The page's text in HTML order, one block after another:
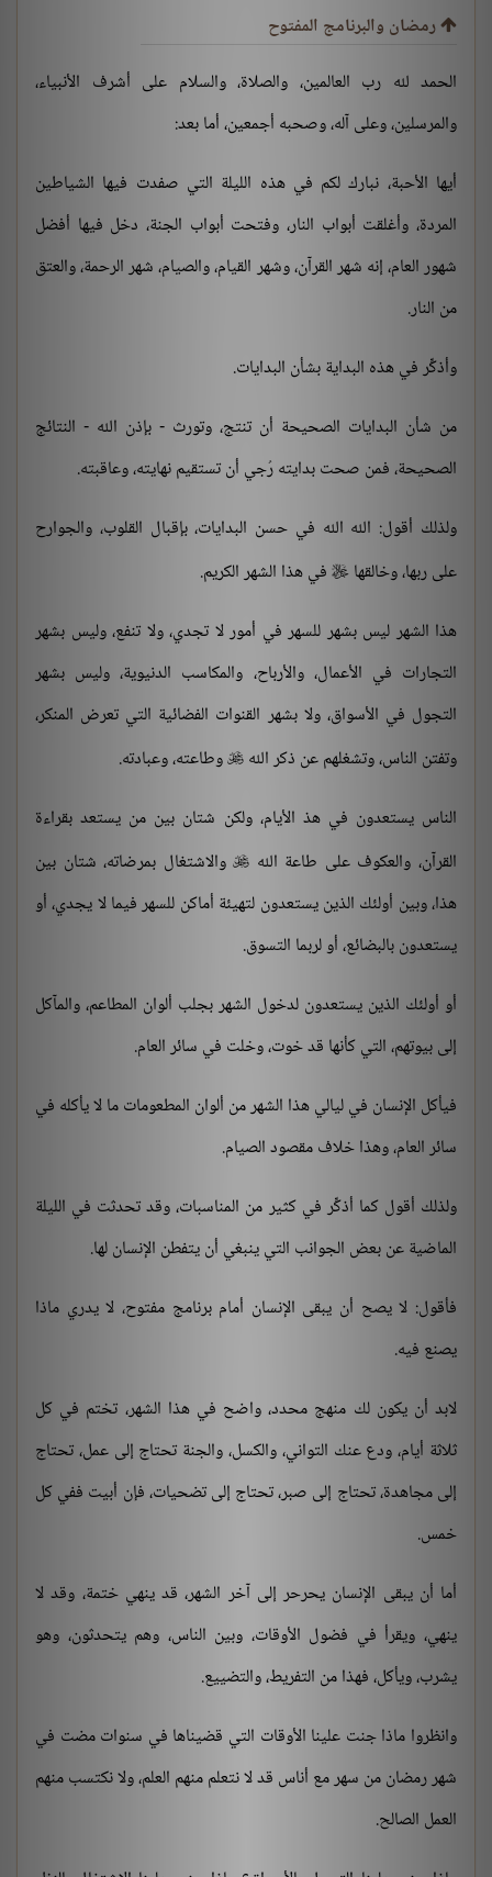
رمضان والبرنامج المفتوح
الحمد لله رب العالمين، والصلاة، والسلام على أشرف الأنبياء،
والمرسلين، وعلى آله، وصحبه أجمعين، أما بعد:
أيها الأحبة، نبارك لكم في هذه الليلة التي صفدت فيها الشياطين
المردة، وأغلقت أبواب النار، وفتحت أبواب الجنة، دخل فيها أفضل
شهور العام، إنه شهر القرآن، وشهر القيام، والصيام، شهر الرحمة، والعتق
من النار.
وأذكِّر في هذه البداية بشأن البدايات.
من شأن البدايات الصحيحة أن تنتج، وتورث - بإذن الله - النتائج
الصحيحة، فمن صحت بدايته رُجي أن تستقيم نهايته، وعاقبته.
ولذلك أقول: الله الله في حسن البدايات، بإقبال القلوب، والجوارح
على ربها، وخالقها  في هذا الشهر الكريم.
هذا الشهر ليس بشهر للسهر في أمور لا تجدي، ولا تنفع، وليس بشهر
التجارات في الأعمال، والأرباح، والمكاسب الدنيوية، وليس بشهر
التجول في الأسواق، ولا بشهر القنوات الفضائية التي تعرض المنكر،
وتفتن الناس، وتشغلهم عن ذكر الله  وطاعته، وعبادته.
الناس يستعدون في هذ الأيام، ولكن شتان بين من يستعد بقراءة
القرآن، والعكوف على طاعة الله والاشتغال بمرضاته، شتان بين
هذا، وبين أولئك الذين يستعدون لتهيئة أماكن للسهر فيما لا يجدي، أو
يستعدون بالبضائع، أو لربما التسوق.
أو أولئك الذين يستعدون لدخول الشهر بجلب ألوان المطاعم، والمآكل
إلى بيوتهم، التي كأنها قد خوت، وخلت في سائر العام.
فيأكل الإنسان في ليالي هذا الشهر من ألوان المطعومات ما لا يأكله في
سائر العام، وهذا خلاف مقصود الصيام.
ولذلك أقول كما أذكِّر في كثير من المناسبات، وقد تحدثت في الليلة
الماضية عن بعض الجوانب التي ينبغي أن يتفطن الإنسان لها.
فأقول: لا يصح أن يبقى الإنسان أمام برنامج مفتوح، لا يدري ماذا
يصنع فيه.
لابد أن يكون لك منهج محدد، واضح في هذا الشهر، تختم في كل
ثلاثة أيام، ودع عنك التواني، والكسل، والجنة تحتاج إلى عمل، تحتاج
إلى مجاهدة، تحتاج إلى صبر، تحتاج إلى تضحيات، فإن أبيت ففي كل
خمس.
أما أن يبقى الإنسان يحرحر إلى آخر الشهر، قد ينهي ختمة، وقد لا
ينهي، ويقرأ في فضول الأوقات، وبين الناس، وهم يتحدثون، وهو
يشرب، ويأكل، فهذا من التفريط، والتضييع.
وانظروا ماذا جنت علينا الأوقات التي قضيناها في سنوات مضت في
شهر رمضان من سهر مع أناس قد لا نتعلم منهم العلم، ولا نكتسب منهم
العمل الصالح.